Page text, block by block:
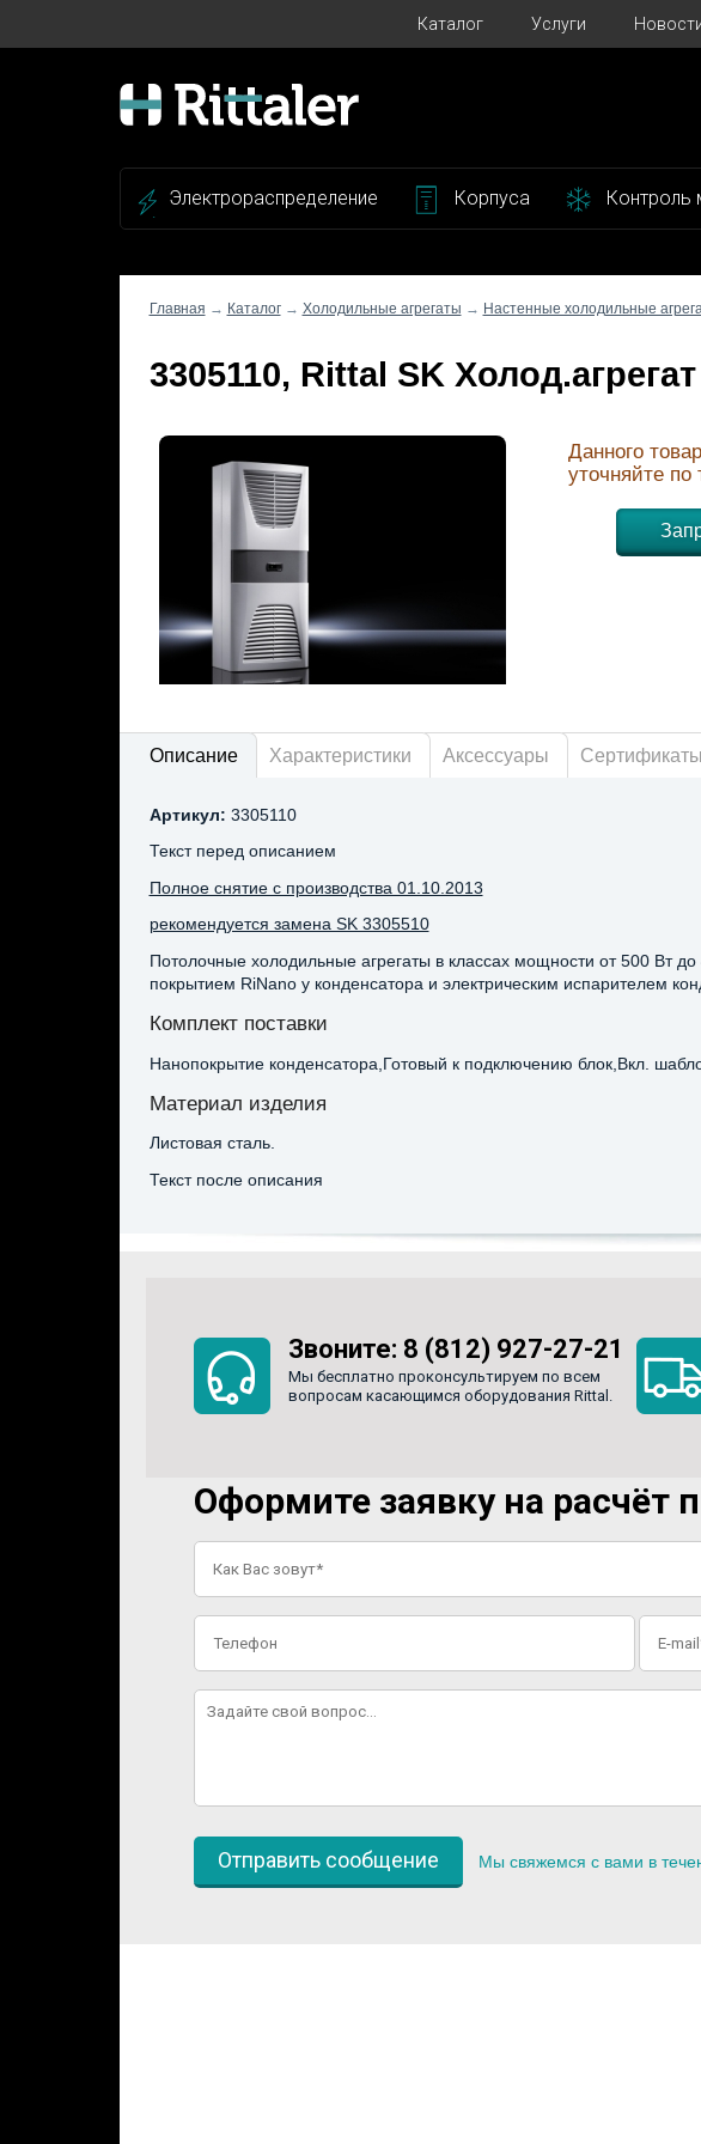
Каталог Услуги
Электрораспределение Корпуса Контроль
Главная → Каталог→ Холодильные агрегаты → Настенные холодильные
3305110, Rittal SK
Данного
уточняйте по
Описание Характеристики Аксессуары Сертификаты
Артикул: 3305110
Текст перед описанием
Полное снятие с производства 01.10.2013
рекомендуется замена SK 3305510
Потолочные холодильные агрегаты в классах мощности от 500 Вт
покрытием RiNano у конденсатора и электрическим испарителем
Комплект поставки
Нанопокрытие конденсатора,Готовый к подключению блок,Вкл.
Материал изделия
Листовая сталь.
Текст после описания
Звоните: 8 (812) 927-27-21
Мы бесплатно проконсультируем по всем
вопросам касающимся оборудования Rittal.
Оформите заявку на расчёт
Мы свяжемся с вами в